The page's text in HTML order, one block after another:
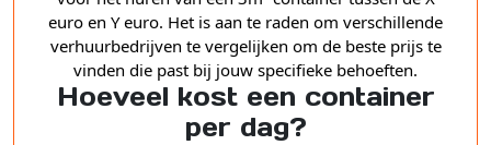
euro en Y euro. Het is aan te raden om verschillende
verhuurbedrijven te vergelijken om de beste prijs te
vinden die past bij jouw specifieke behoeften.
Hoeveel kost een container
per dag?